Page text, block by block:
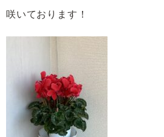
咲いております！